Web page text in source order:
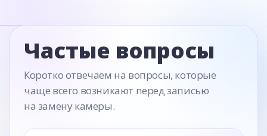
Частые вопросы
Коротко отвечаем на вопросы, которые
чаще всего возникают перед записью
на замену камеры.